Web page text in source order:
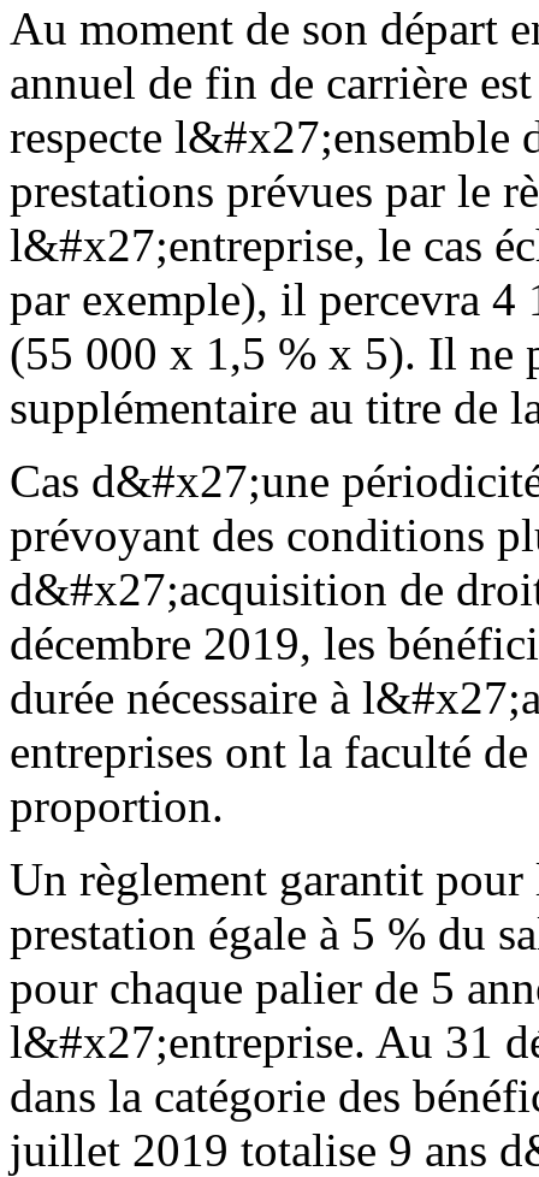
Au moment de son départ
annuel de fin de carrière
respecte l&#x27;ensemble
prestations prévues par le
l&#x27;entreprise, le cas
par exemple), il percevra 4
(55 000 x 1,5 % x 5). Il ne
supplémentaire au titre de
Cas d&#x27;une
prévoyant des conditions
d&#x27;acquisition de
décembre 2019, les
durée nécessaire à
entreprises ont la faculté
proportion.
Un règlement garantit
prestation égale à 5 % du
pour chaque palier de 5
l&#x27;entreprise. Au 31
dans la catégorie des
juillet 2019 totalise 9 ans